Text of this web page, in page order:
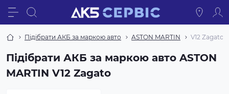
Підібрати АКБ за маркою авто ASTON MARTIN V12 Zagato
Підібрати АКБ за маркою авто ASTON
MARTIN V12 Zagato